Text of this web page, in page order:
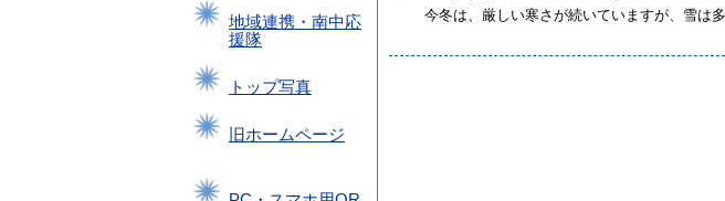
地域連携・南中応
援隊
トップ写真
旧ホームページ
今冬は、厳しい寒さが続いていますが、雪は